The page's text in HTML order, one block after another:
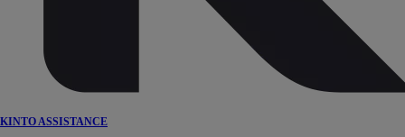
KINTO ASSISTANCE